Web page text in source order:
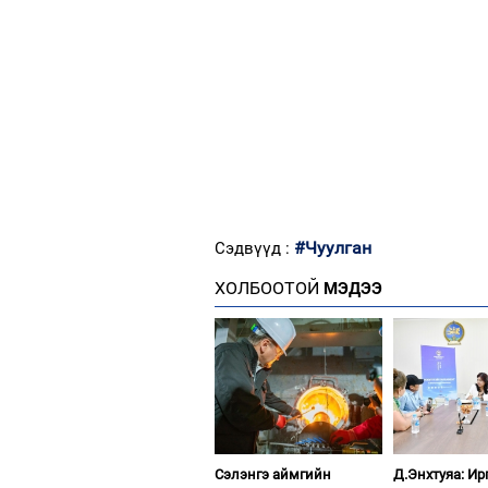
Сэдвүүд : #Чуулган
ХОЛБООТОЙ МЭДЭЭ
Сэлэнгэ аймгийн
Д.Энхтуяа: